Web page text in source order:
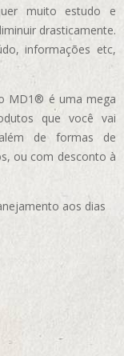
muito estudo e
drasticamente.
informações etc,
MD1® é uma mega
que você vai
de formas de
ou com desconto à
aos dias